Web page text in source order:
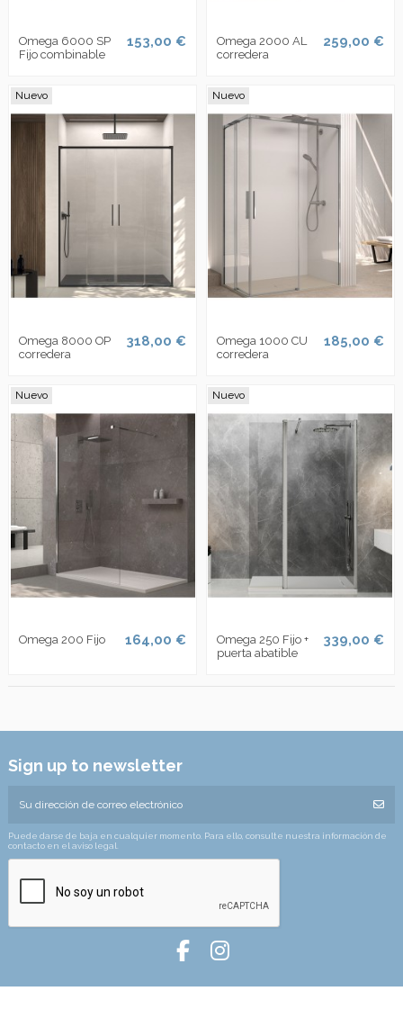
Omega 6000 SP
Fijo combinable
153,00 €
Omega 2000 AL
corredera
259,00 €
Nuevo
Omega 8000 OP
corredera
318,00 €
Nuevo
Omega 1000 CU
corredera
185,00 €
Nuevo
Omega 200 Fijo 164,00 €
Nuevo
Omega 250 Fijo +
puerta abatible
339,00 €
Sign up to newsletter
Puede darse de baja en cualquier momento. Para ello, consulte nuestra información de
contacto en el aviso legal.